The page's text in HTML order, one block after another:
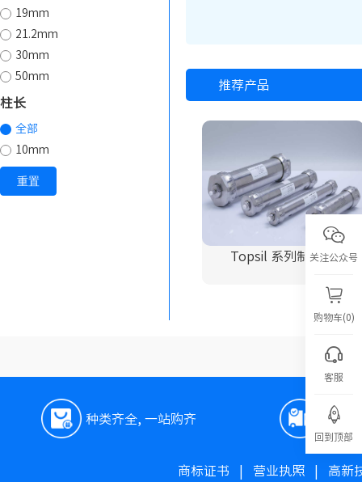
19mm
21.2mm
30mm
50mm
柱长
全部
10mm
重置
推荐产品
Topsil 系列制备柱
种类齐全, 一站购齐 极速
商标证书 营业执照| 高新
关注公众号
购物车(0)
客服
回到顶部